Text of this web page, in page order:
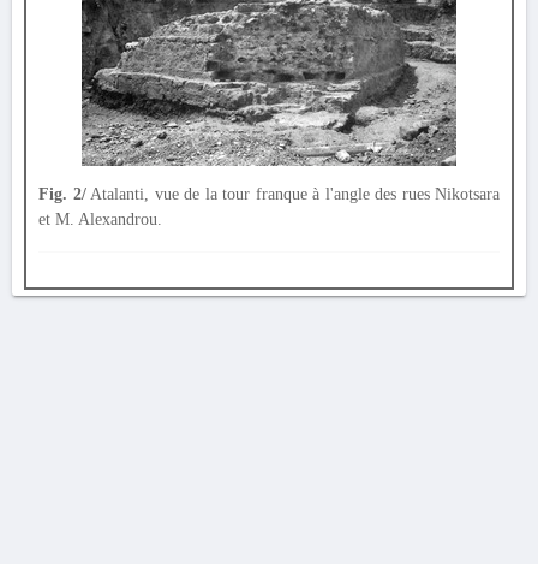
Fig. 2/Atalanti, vue de la tour franque à l'angle des rues Nikotsara
et M. Alexandrou.